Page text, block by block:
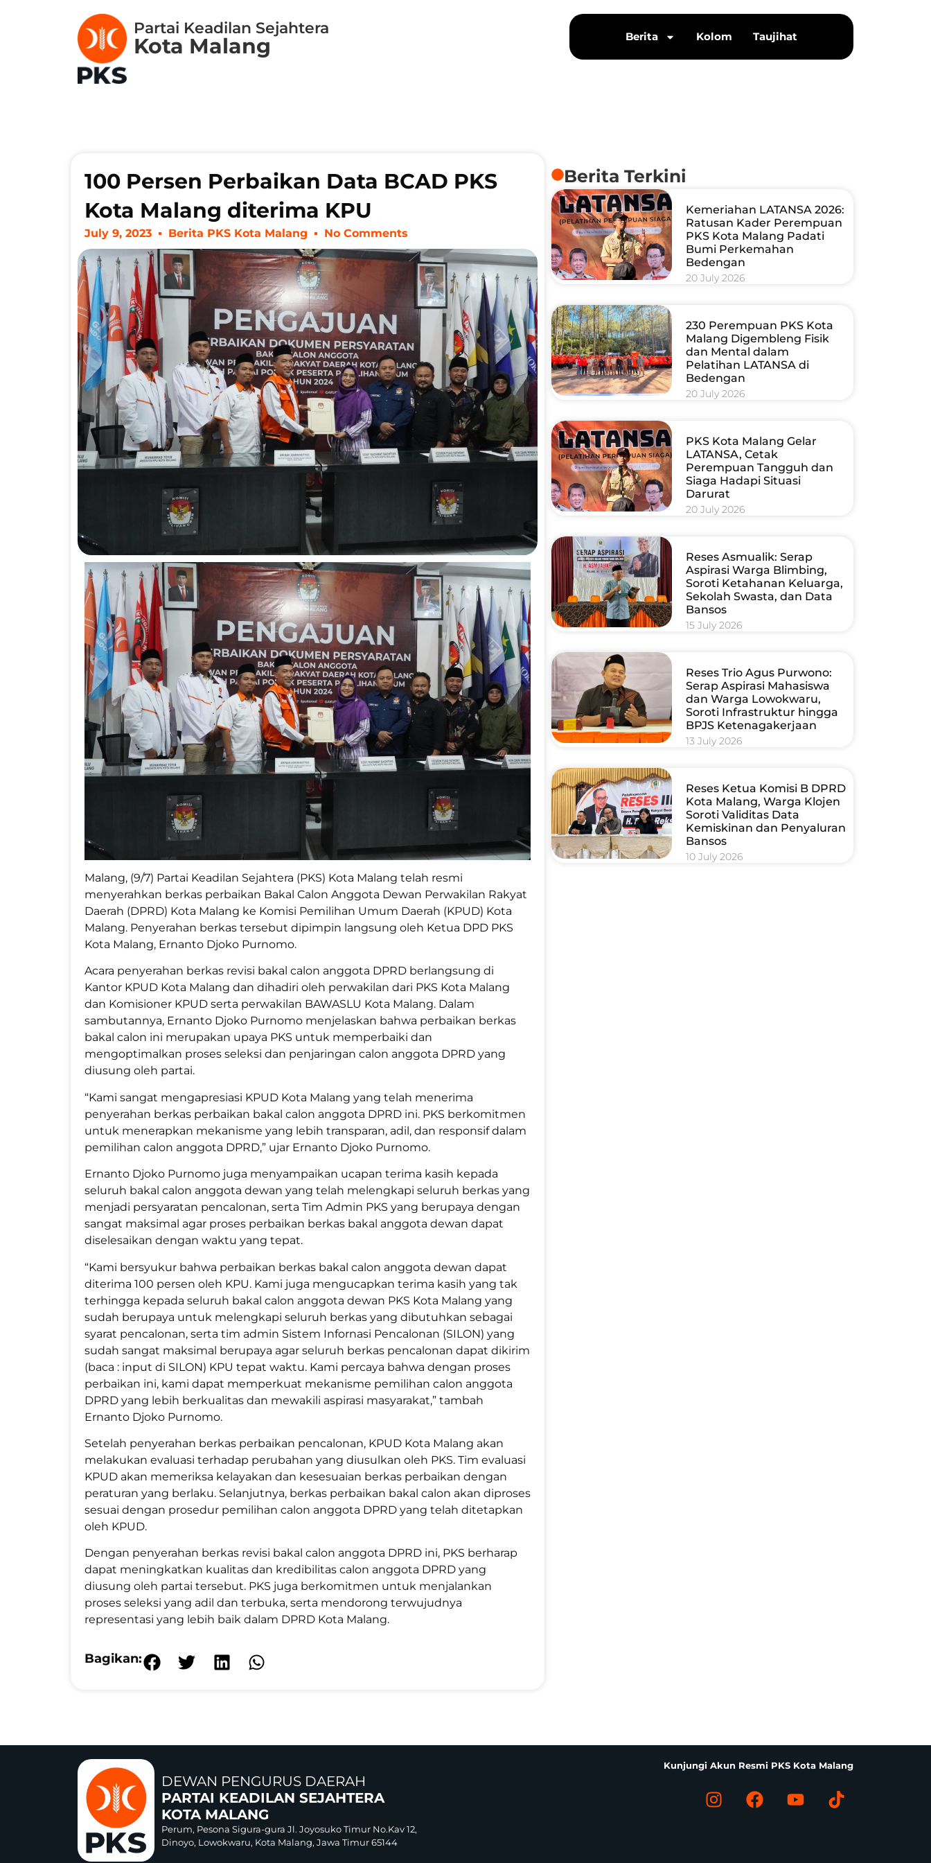
Partai Keadilan Sejahtera
Kota Malang Berita Kolom Taujihat
100 Persen Perbaikan Data BCAD PKS
Kota Malang diterima KPU
July 9, 2023 Berita PKS Kota Malang No Comments
Malang, (9/7) Partai Keadilan Sejahtera (PKS) Kota Malang telah resmi
menyerahkan berkas perbaikan Bakal Calon Anggota Dewan Perwakilan Rakyat
Daerah (DPRD) Kota Malang ke Komisi Pemilihan Umum Daerah (KPUD) Kota
Malang. Penyerahan berkas tersebut dipimpin langsung oleh Ketua DPD PKS
Kota Malang, Ernanto Djoko Purnomo.
Acara penyerahan berkas revisi bakal calon anggota DPRD berlangsung di
Kantor KPUD Kota Malang dan dihadiri oleh perwakilan dari PKS Kota Malang
dan Komisioner KPUD serta perwakilan BAWASLU Kota Malang. Dalam
sambutannya, Ernanto Djoko Purnomo menjelaskan bahwa perbaikan berkas
bakal calon ini merupakan upaya PKS untuk memperbaiki dan
mengoptimalkan proses seleksi dan penjaringan calon anggota DPRD yang
diusung oleh partai.
“Kami sangat mengapresiasi KPUD Kota Malang yang telah menerima
penyerahan berkas perbaikan bakal calon anggota DPRD ini. PKS berkomitmen
untuk menerapkan mekanisme yang lebih transparan, adil, dan responsif dalam
pemilihan calon anggota DPRD,” ujar Ernanto Djoko Purnomo.
Ernanto Djoko Purnomo juga menyampaikan ucapan terima kasih kepada
seluruh bakal calon anggota dewan yang telah melengkapi seluruh berkas yang
menjadi persyaratan pencalonan, serta Tim Admin PKS yang berupaya dengan
sangat maksimal agar proses perbaikan berkas bakal anggota dewan dapat
diselesaikan dengan waktu yang tepat.
“Kami bersyukur bahwa perbaikan berkas bakal calon anggota dewan dapat
diterima 100 persen oleh KPU. Kami juga mengucapkan terima kasih yang tak
terhingga kepada seluruh bakal calon anggota dewan PKS Kota Malang yang
sudah berupaya untuk melengkapi seluruh berkas yang dibutuhkan sebagai
syarat pencalonan, serta tim admin Sistem Infornasi Pencalonan (SILON) yang
sudah sangat maksimal berupaya agar seluruh berkas pencalonan dapat dikirim
(baca : input di SILON) KPU tepat waktu. Kami percaya bahwa dengan proses
perbaikan ini, kami dapat memperkuat mekanisme pemilihan calon anggota
DPRD yang lebih berkualitas dan mewakili aspirasi masyarakat,” tambah
Ernanto Djoko Purnomo.
Setelah penyerahan berkas perbaikan pencalonan, KPUD Kota Malang akan
melakukan evaluasi terhadap perubahan yang diusulkan oleh PKS. Tim evaluasi
KPUD akan memeriksa kelayakan dan kesesuaian berkas perbaikan dengan
peraturan yang berlaku. Selanjutnya, berkas perbaikan bakal calon akan diproses
sesuai dengan prosedur pemilihan calon anggota DPRD yang telah ditetapkan
oleh KPUD.
Dengan penyerahan berkas revisi bakal calon anggota DPRD ini, PKS berharap
dapat meningkatkan kualitas dan kredibilitas calon anggota DPRD yang
diusung oleh partai tersebut. PKS juga berkomitmen untuk menjalankan
proses seleksi yang adil dan terbuka, serta mendorong terwujudnya
representasi yang lebih baik dalam DPRD Kota Malang.
Bagikan:
Berita Terkini
Kemeriahan LATANSA 2026:
Ratusan Kader Perempuan
PKS Kota Malang Padati
Bumi Perkemahan
Bedengan
20 July 2026
230 Perempuan PKS Kota
Malang Digembleng Fisik
dan Mental dalam
Pelatihan LATANSA di
Bedengan
20 July 2026
PKS Kota Malang Gelar
LATANSA, Cetak
Perempuan Tangguh dan
Siaga Hadapi Situasi
Darurat
20 July 2026
Reses Asmualik: Serap
Aspirasi Warga Blimbing,
Soroti Ketahanan Keluarga,
Sekolah Swasta, dan Data
Bansos
15 July 2026
Reses Trio Agus Purwono:
Serap Aspirasi Mahasiswa
dan Warga Lowokwaru,
Soroti Infrastruktur hingga
BPJS Ketenagakerjaan
13 July 2026
Reses Ketua Komisi B DPRD
Kota Malang, Warga Klojen
Soroti Validitas Data
Kemiskinan dan Penyaluran
Bansos
10 July 2026
DEWAN PENGURUS DAERAH
PARTAI KEADILAN SEJAHTERA
KOTA MALANG
Perum, Pesona Sigura-gura Jl. Joyosuko Timur No.Kav 12,
Dinoyo, Lowokwaru, Kota Malang, Jawa Timur 65144
Kunjungi Akun Resmi PKS Kota Malang